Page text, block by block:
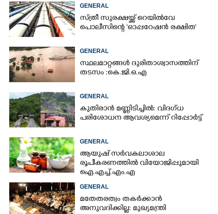
GENERAL
സ്ത്രീ സുരക്ഷയ്ക്ക് റെയിൽവേ
പൊലീസിന്റെ 'ഓപ്പറേഷൻ രക്ഷിത'
GENERAL
സ്ഥലമാറ്റങ്ങൾ ദുരിതാശ്വാസത്തിന്
തടസം :കെ.ജി.ഒ.എ
GENERAL
കുതിരാൻ മണ്ണിടിച്ചിൽ: വിദഗ്ധ
പരിശോധന ആവശ്യമെന്ന് റിപ്പോർട്ട്
GENERAL
ആയുഷ് സർവകലാശാല
രൂപീകരണത്തിൽ വിയോജിപ്പുമായി
ഐ.എച്ച്.എം.എ
GENERAL
മതേതരത്വം തകർക്കാൻ
അനുവദിക്കില്ല: മുഖ്യമന്ത്രി